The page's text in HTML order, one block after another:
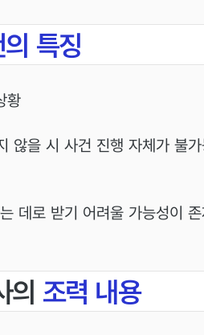
특징
황
않을 시 사건 진행 자체가 불
데로 받기 어려울 가능성이
의 조력 내용